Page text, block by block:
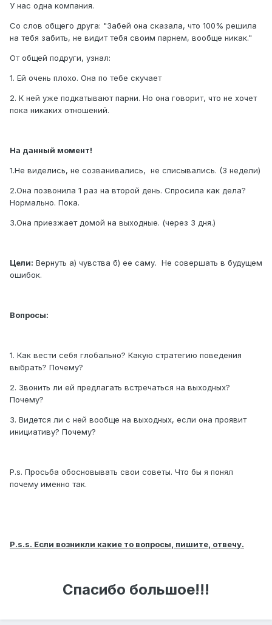
У нас одна компания.
Со слов общего друга: "Забей она сказала, что 100% решила
на тебя забить, не видит тебя своим парнем, вообще никак."
От общей подруги, узнал:
1. Ей очень плохо. Она по тебе скучает
2. К ней уже подкатывают парни. Но она говорит, что не хочет
пока никаких отношений.
На данный момент!
1.Не виделись, не созванивались, не списывались. (3 недели)
2.Она позвонила 1 раз на второй день. Спросила как дела?
Нормально. Пока.
3.Она приезжает домой на выходные. (через 3 дня.)
Цели: Вернуть а) чувства б) ее саму. Не совершать в будущем
ошибок.
Вопросы:
1. Как вести себя глобально? Какую стратегию поведения
выбрать? Почему?
2. Звонить ли ей предлагать встречаться на выходных?
Почему?
3. Видется ли с ней вообще на выходных, если она проявит
инициативу? Почему?
P.s. Просьба обосновывать свои советы. Что бы я понял
почему именно так.
P.s.s. Если возникли какие то вопросы, пишите, отвечу.
Спасибо большое!!!